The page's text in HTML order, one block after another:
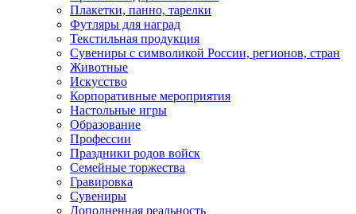
Плакетки, панно, тарелки
Футляры для наград
Текстильная продукция
Сувениры с символикой России, регионов, стран
Животные
Искусство
Корпоративные мероприятия
Настольные игры
Образование
Профессии
Праздники родов войск
Семейные торжества
Гравировка
Сувениры
Дополненная реальность